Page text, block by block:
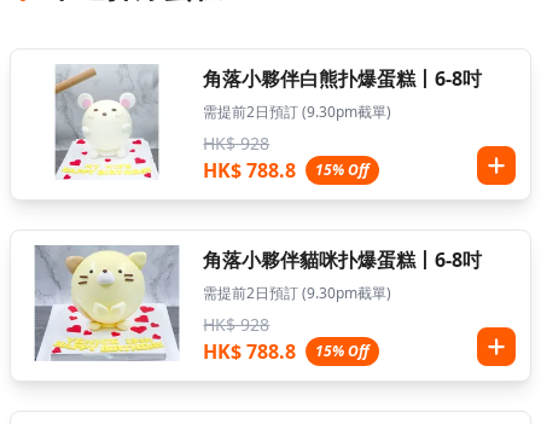
角落小夥伴白熊扑爆蛋糕丨6-8吋
需提前2日預訂 (9.30pm截單)
HK$ 928
HK$ 788.8 15% Off
角落小夥伴貓咪扑爆蛋糕丨6-8吋
需提前2日預訂 (9.30pm截單)
HK$ 928
HK$ 788.8 15% Off